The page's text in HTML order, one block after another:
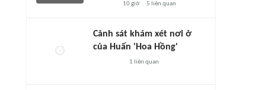
10 giờ 5 liên quan
Cảnh sát khám xét nơi ở
của Huấn 'Hoa Hồng'
1 liên quan